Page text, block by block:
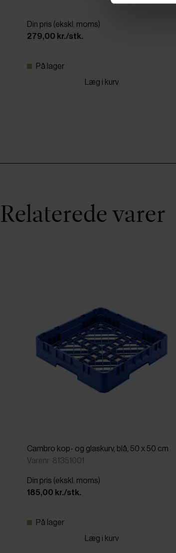
Din pris (ekskl. moms)
279,00 kr./stk.
På lager
Læg i kurv
Relaterede varer
Cambro kop- og glaskurv, blå, 50 x 50 cm
Varenr: 81351001
Din pris (ekskl. moms)
185,00 kr./stk.
På lager
Læg i kurv